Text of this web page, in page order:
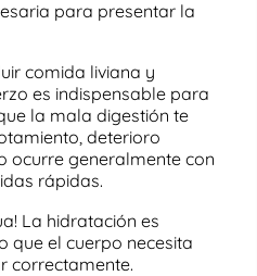
para presentar la
comida liviana y
es indispensable para
la mala digestión te
deterioro
ocurre generalmente con
rápidas.
La hidratación es
que el cuerpo necesita
correctamente.